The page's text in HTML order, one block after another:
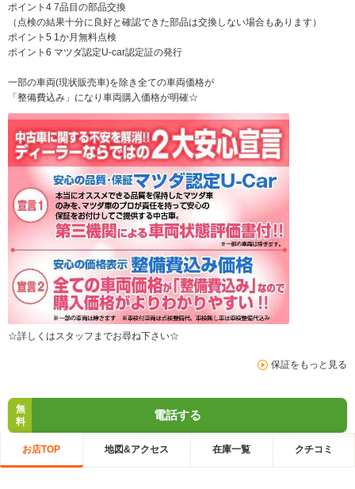
ポイント4 7品目の部品交換
（点検の結果十分に良好と確認できた部品は交換しない場合もあります）
ポイント5 1か月無料点検
ポイント6 マツダ認定U-car認定証の発行
一部の車両(現状販売車)を除き全ての車両価格が
「整備費込み」になり車両購入価格が明確☆
☆詳しくはスタッフまでお尋ね下さい☆
保証をもっと見る
無
料
電話する
お店TOP 地図&アクセス 在庫一覧 クチコミ